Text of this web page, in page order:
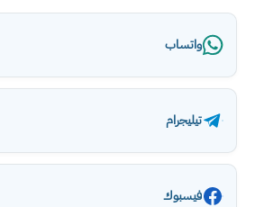
واتساب
تيليجرام
فيسبوك